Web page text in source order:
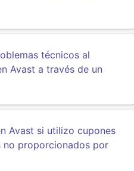
técnicos al
Avast a través de un
Avast si utilizo cupones
no proporcionados por